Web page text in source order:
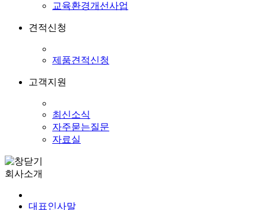
교육환경개선사업
견적신청
제품견적신청
고객지원
최신소식
자주묻는질문
자료실
회사소개
대표인사말